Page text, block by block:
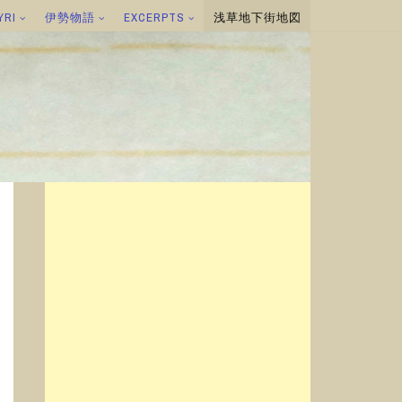
伊勢物語 EXCERPTS 浅草地下街地図